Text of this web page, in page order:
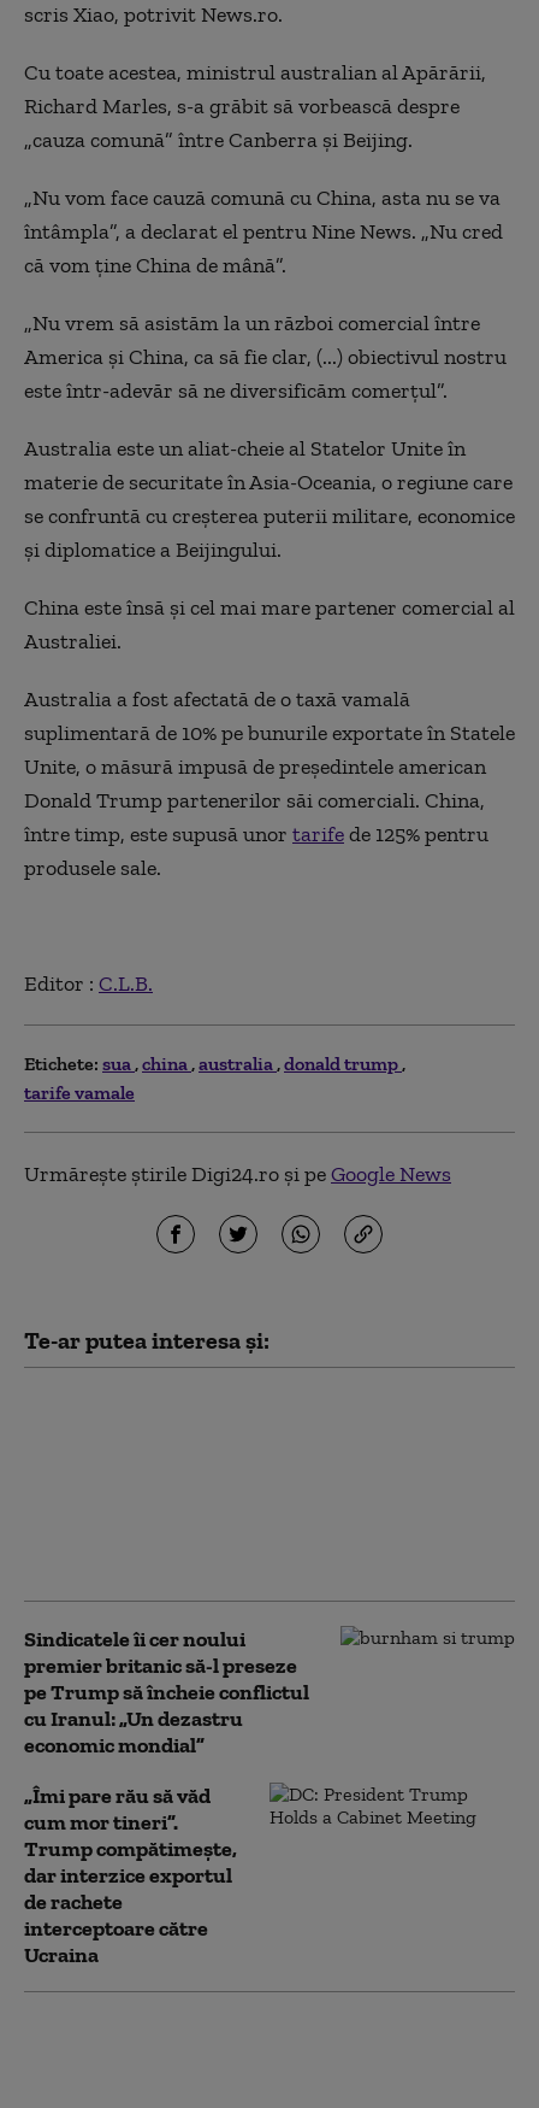
scris Xiao, potrivit News.ro.
Cu toate acestea, ministrul australian al Apărării,
Richard Marles, s-a grăbit să vorbească despre
„cauza comună” între Canberra şi Beijing.
„Nu vom face cauză comună cu China, asta nu se va
întâmpla”, a declarat el pentru Nine News. „Nu cred
că vom ţine China de mână”.
„Nu vrem să asistăm la un război comercial între
America şi China, ca să fie clar, (...) obiectivul nostru
este într-adevăr să ne diversificăm comerţul”.
Australia este un aliat-cheie al Statelor Unite în
materie de securitate în Asia-Oceania, o regiune care
se confruntă cu creşterea puterii militare, economice
şi diplomatice a Beijingului.
China este însă şi cel mai mare partener comercial al
Australiei.
Australia a fost afectată de o taxă vamală
suplimentară de 10% pe bunurile exportate în Statele
Unite, o măsură impusă de preşedintele american
Donald Trump partenerilor săi comerciali. China,
între timp, este supusă unor tarifede 125% pentru
produsele sale.
Editor : C.L.B.
Etichete: sua china australia donald trump
tarife vamale
Urmărește știrile Digi24.ro și peGoogle News
Te-ar putea interesa și:
Sindicatele îi cer noului
premier britanic să-l preseze
pe Trump să încheie conflictul
cu Iranul: „Un dezastru
economic mondial”
„Îmi pare rău să văd
cum mor tineri”.
Trump compătimește,
dar interzice exportul
de rachete
interceptoare către
Ucraina